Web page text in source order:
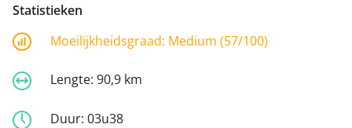
Statistieken
Moeilijkheidsgraad: Medium (57/100)
Lengte: 90,9 km
Duur: 03u38